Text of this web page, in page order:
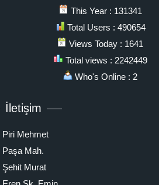
This Year : 131341
Total Users : 490654
Views Today : 1641
Total views : 2242449
Who's Online : 2
İletişim
Piri Mehmet
Paşa Mah.
Şehit Murat